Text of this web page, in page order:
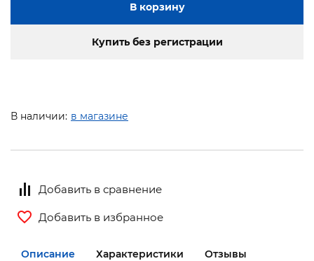
В корзину
Купить без регистрации
В наличии: в магазине
Добавить в сравнение
Добавить в избранное
Описание Характеристики Отзывы